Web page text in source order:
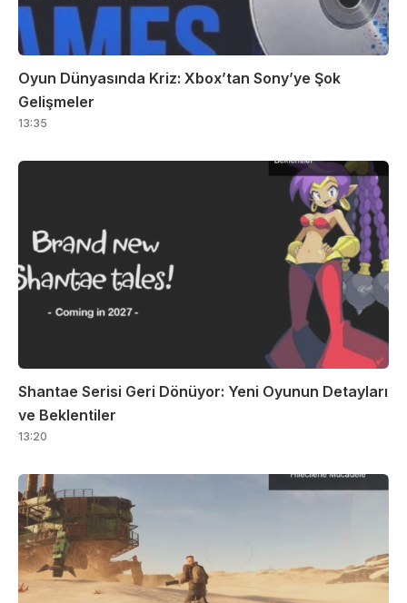
Oyun Dünyasında Kriz: Xbox’tan Sony’ye Şok
Gelişmeler
13:35
Shantae Serisi Geri Dönüyor: Yeni Oyunun Detayları
ve Beklentiler
13:20